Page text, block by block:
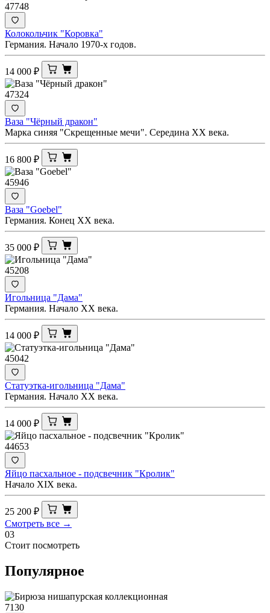
47748
Колокольчик "Коровка"
Германия. Начало 1970-х годов.
14 000 ₽
47324
Ваза "Чёрный дракон"
Марка синяя "Скрещенные мечи". Середина ХХ века.
16 800 ₽
45946
Ваза "Goebel"
Германия. Конец ХХ века.
35 000 ₽
45208
Игольница "Дама"
Германия. Начало XX века.
14 000 ₽
45042
Статуэтка-игольница "Дама"
Германия. Начало XX века.
14 000 ₽
44653
Яйцо пасхальное - подсвечник "Кролик"
Начало ХIХ века.
25 200 ₽
Смотреть все →
03
Стоит посмотреть
Популярное
7130